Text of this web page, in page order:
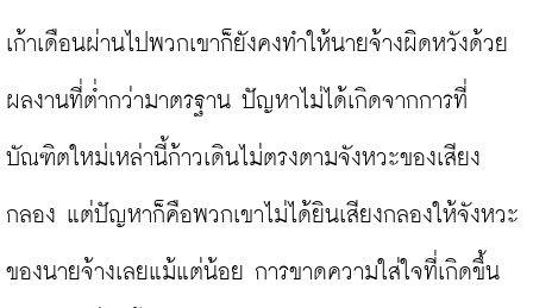
เก้าเดือนผ่านไปพวกเขาก็ยังคงทำให้นายจ้างผิดหวังด้วย
ผลงานที่ต่ำกว่ามาตรฐาน ปัญหาไม่ได้เกิดจากการที่
บัณฑิตใหม่เหล่านี้ก้าวเดินไม่ตรงตามจังหวะของเสียง
กลอง แต่ปัญหาก็คือพวกเขาไม่ได้ยินเสียงกลองให้จังหวะ
ของนายจ้างเลยแม้แต่น้อย การขาดความใส่ใจที่เกิดขึ้น